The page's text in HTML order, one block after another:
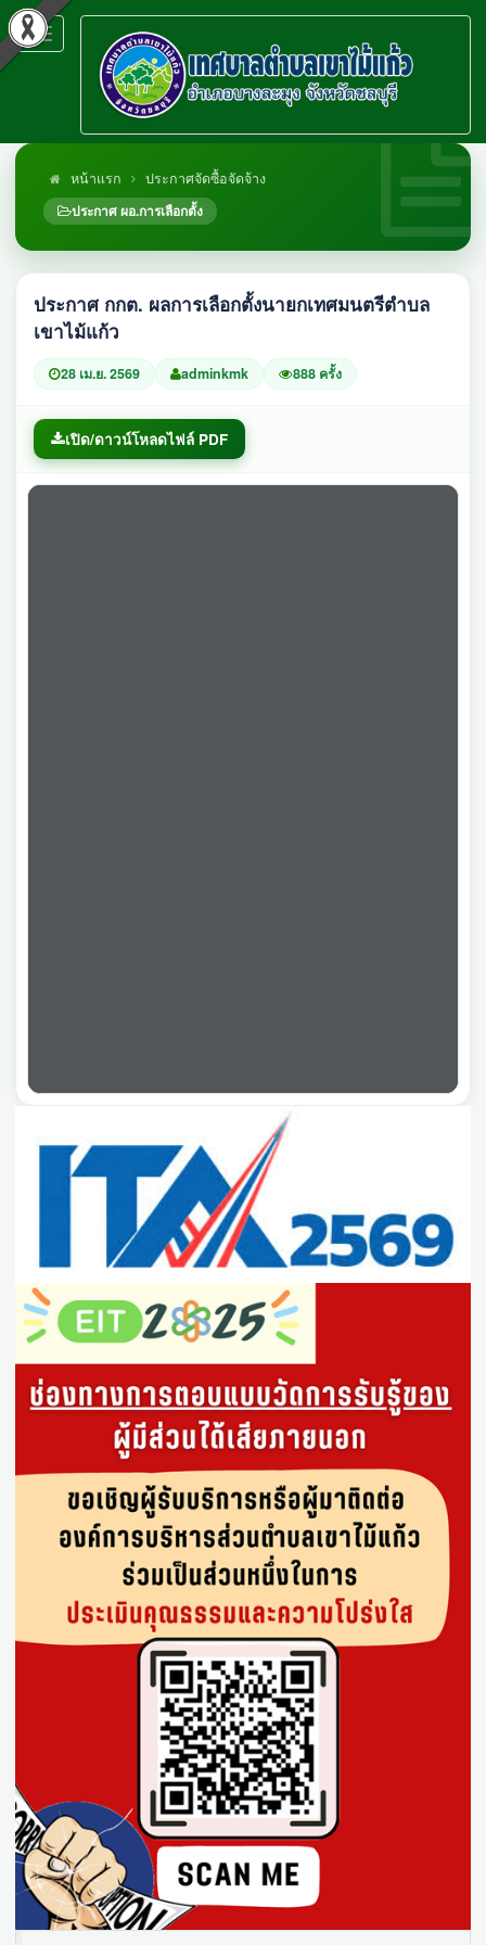
Toggle
navigation
หน้าแรก
ประกาศจัดซื้อจัดจ้าง
ประกาศ ผอ.การเลือกตั้ง
ประกาศ กกต. ผลการเลือกตั้งนายกเทศมนตรีตำบล
เขาไม้แก้ว
28 เม.ย. 2569 adminkmk 888 ครั้ง
เปิด/ดาวน์โหลดไฟล์ PDF